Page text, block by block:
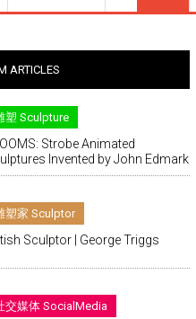
ARTICLES
塑 Sculpture
Strobe Animated
Invented by John Edmark
塑家 Sculptor
Sculptor | George Triggs
交媒体 SocialMedia